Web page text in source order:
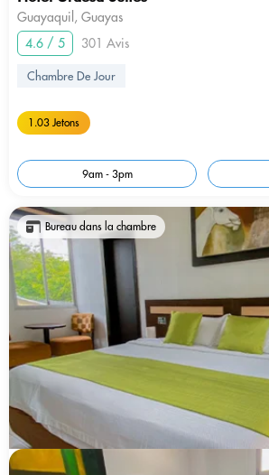
Guayaquil, Guayas
4.6 / 5
301 Avis
Chambre De Jour
1.03 Jetons
9am - 3pm
Bureau dans la chambre